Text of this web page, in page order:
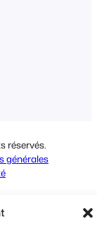
réservés.
générales